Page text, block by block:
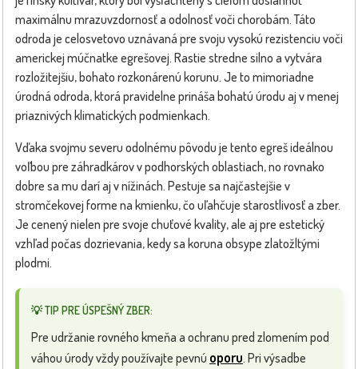
maximálnu mrazuvzdornosť a odolnosť voči chorobám. Táto
odroda je celosvetovo uznávaná pre svoju vysokú rezistenciu voči
americkej múčnatke egrešovej. Rastie stredne silno a vytvára
rozložitejšiu, bohato rozkonárenú korunu. Je to mimoriadne
úrodná odroda, ktorá pravidelne prináša bohatú úrodu aj v menej
priaznivých klimatických podmienkach.
Vďaka svojmu severu odolnému pôvodu je tento egreš ideálnou
voľbou pre záhradkárov v podhorských oblastiach, no rovnako
dobre sa mu darí aj v nížinách. Pestuje sa najčastejšie v
stromčekovej forme na kmienku, čo uľahčuje starostlivosť a zber.
Je cenený nielen pre svoje chuťové kvality, ale aj pre estetický
vzhľad počas dozrievania, kedy sa koruna obsype zlatožltými
plodmi.
💡 TIP PRE ÚSPEŠNÝ ZBER:
Pre udržanie rovného kmeňa a ochranu pred zlomením pod
váhou úrody vždy používajte pevnú oporu. Pri výsadbe